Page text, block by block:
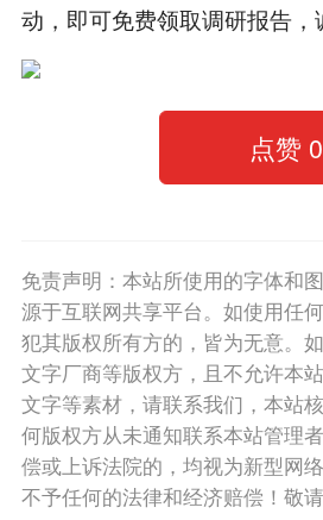
动，即可免费领取调研报告
点赞 0
免责声明：本站所使用的字体和
源于互联网共享平台。如使用任
犯其版权所有方的，皆为无意。
文字厂商等版权方，且不允许本
文字等素材，请联系我们，本站
何版权方从未通知联系本站管理
偿或上诉法院的，均视为新型网
不予任何的法律和经济赔偿！敬